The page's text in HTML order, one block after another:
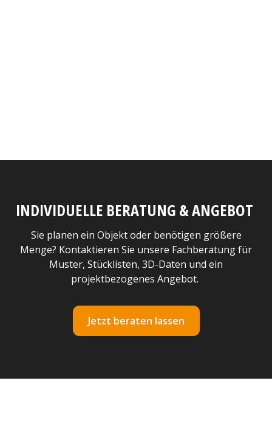
INDIVIDUELLE BERATUNG & ANGEBOT
Sie planen ein Objekt oder benötigen größere
Menge? Kontaktieren Sie unsere Fachberatung für
Muster, Stücklisten, 3D-Daten und ein
projektbezogenes Angebot.
Jetzt beraten lassen